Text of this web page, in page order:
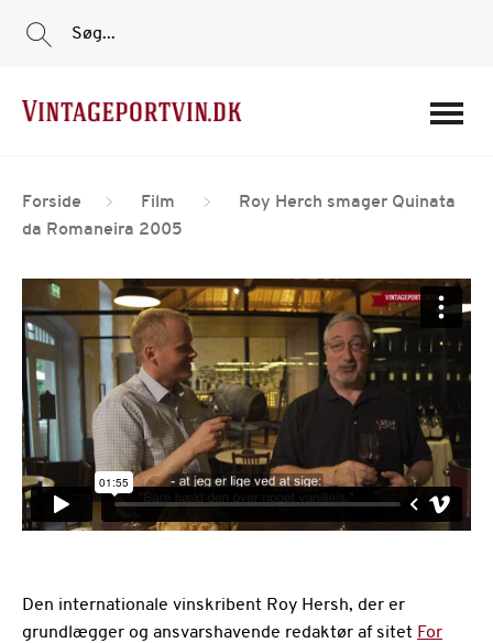
Film
Portvinshuse
Om os
Min Konto
Login
Søg...
Forside Film
Roy Herch smager Quinata
da Romaneira 2005
Den internationale vinskribent Roy Hersh, der er
grundlægger og ansvarshavende redaktør af sitet For